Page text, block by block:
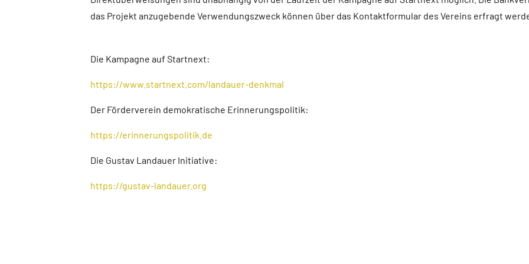
das Projekt anzugebende Verwendungszweck können über das Kontaktformular des Vereins erfragt
Die Kampagne auf Startnext:
https://www.startnext.com/landauer-denkmal
Der Förderverein demokratische Erinnerungspolitik:
https://erinnerungspolitik.de
Die Gustav Landauer Initiative:
https://gustav-landauer.org